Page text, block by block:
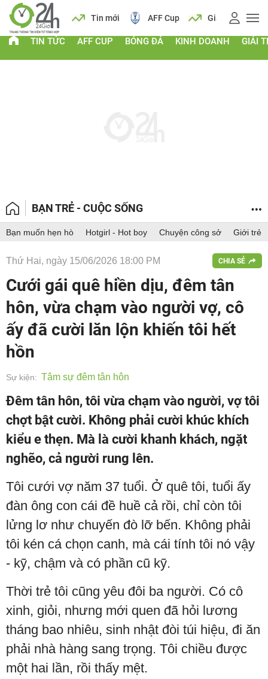
Lịch Tin mới AFF Cup Giá vàng
TIN TỨC AFF CUP BÓNG ĐÁ KINH DOANH GIẢI
BẠN TRẺ - CUỘC SỐNG
Bạn muốn hẹn hò Hotgirl - Hot boy Chuyện công sở Giới trẻ
Thứ Hai, ngày 15/06/2026 18:00 PM CHIA SẺ
Cưới gái quê hiền dịu, đêm tân
hôn, vừa chạm vào người vợ, cô
ấy đã cười lăn lộn khiến tôi hết
hồn
Sự kiện: Tâm sự đêm tân hôn
Đêm tân hôn, tôi vừa chạm vào người, vợ tôi
chợt bật cười. Không phải cười khúc khích
kiểu e thẹn. Mà là cười khanh khách, ngặt
nghẽo, cả người rung lên.
Tôi cưới vợ năm 37 tuổi. Ở quê tôi, tuổi ấy
đàn ông con cái đề huề cả rồi, chỉ còn tôi
lửng lơ như chuyến đò lỡ bến. Không phải
tôi kén cá chọn canh, mà cái tính tôi nó vậy
- kỹ, chậm và có phần cũ kỹ.
Thời trẻ tôi cũng yêu đôi ba người. Có cô
xinh, giỏi, nhưng mới quen đã hỏi lương
tháng bao nhiêu, sinh nhật đòi túi hiệu, đi ăn
phải nhà hàng sang trọng. Tôi chiều được
một hai lần, rồi thấy mệt.